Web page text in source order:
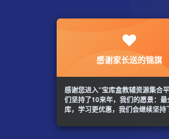
感谢家长送的锦旗
感谢您进入“宝库盒教辅资源集合
们坚持了10来年，我们的愿景：最
库，学习更优惠，我们会继续坚持